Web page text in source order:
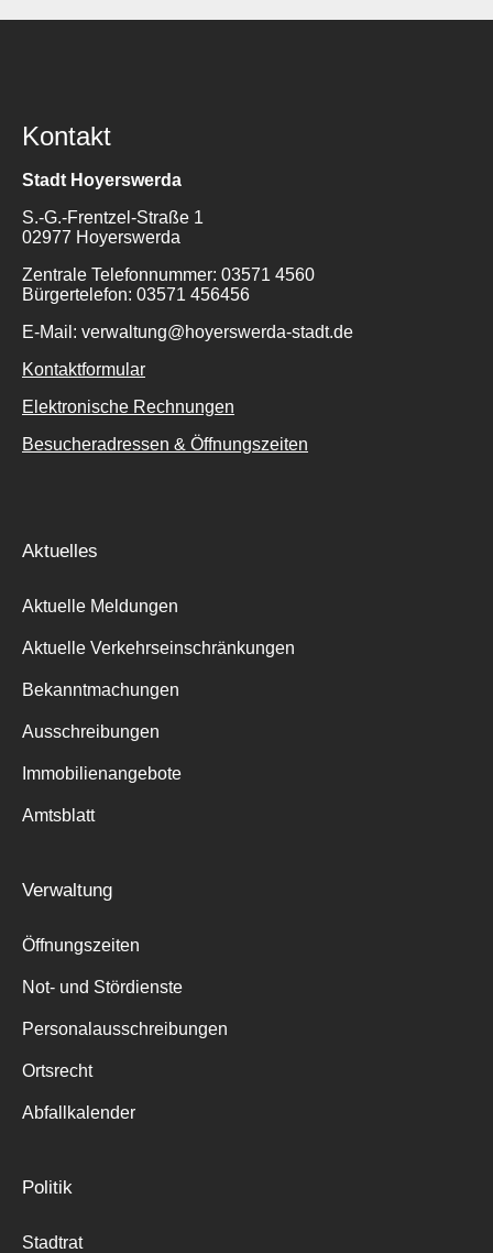
Suche
Kontakt
Stadt Hoyerswerda
S.-G.-Frentzel-Straße 1
02977 Hoyerswerda
Zentrale Telefonnummer: 03571 4560
Bürgertelefon: 03571 456456
E-Mail: verwaltung@hoyerswerda-stadt.de
Kontaktformular
Elektronische Rechnungen
Besucheradressen & Öffnungszeiten
Aktuelles
Aktuelle Meldungen
Aktuelle Verkehrseinschränkungen
Bekanntmachungen
Ausschreibungen
Immobilienangebote
Amtsblatt
Verwaltung
Öffnungszeiten
Not- und Stördienste
Personalausschreibungen
Ortsrecht
Abfallkalender
Politik
Stadtrat